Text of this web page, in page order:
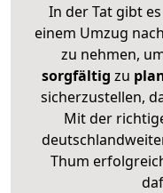
In der Tat gibt
einem Umzug
zu nehmen,
sorgfältig zu
sicherzustellen,
Mit der
Thum